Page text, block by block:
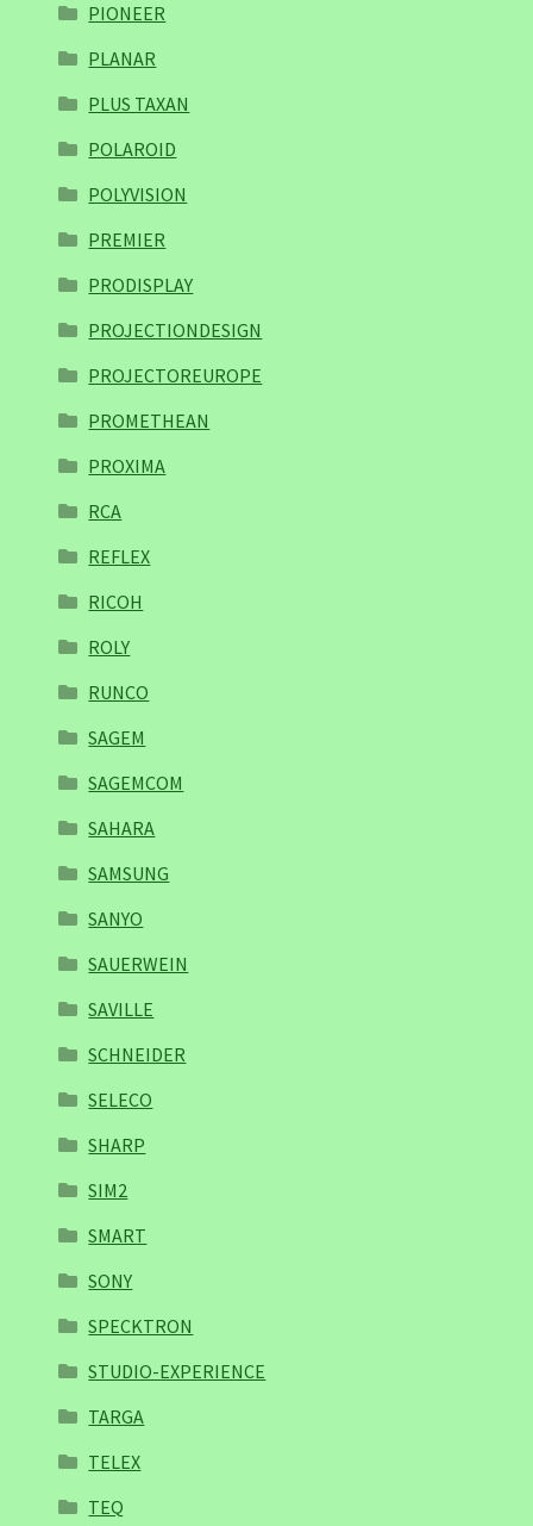
PIONEER
PLANAR
PLUS TAXAN
POLAROID
POLYVISION
PREMIER
PRODISPLAY
PROJECTIONDESIGN
PROJECTOREUROPE
PROMETHEAN
PROXIMA
RCA
REFLEX
RICOH
ROLY
RUNCO
SAGEM
SAGEMCOM
SAHARA
SAMSUNG
SANYO
SAUERWEIN
SAVILLE
SCHNEIDER
SELECO
SHARP
SIM2
SMART
SONY
SPECKTRON
STUDIO-EXPERIENCE
TARGA
TELEX
TEQ